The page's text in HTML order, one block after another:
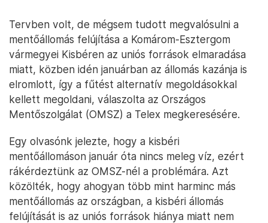
Tervben volt, de mégsem tudott megvalósulni a
mentőállomás felújítása a Komárom-Esztergom
vármegyei Kisbéren az uniós források elmaradása
miatt, közben idén januárban az állomás kazánja is
elromlott, így a fűtést alternatív megoldásokkal
kellett megoldani, válaszolta az Országos
Mentőszolgálat (OMSZ) a Telex megkeresésére.
Egy olvasónk jelezte, hogy a kisbéri
mentőállomáson január óta nincs meleg víz, ezért
rákérdeztünk az OMSZ-nél a problémára. Azt
közölték, hogy ahogyan több mint harminc más
mentőállomás az országban, a kisbéri állomás
felújítását is az uniós források hiánya miatt nem